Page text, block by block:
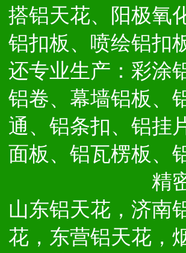
搭铝天花、阳极氧
铝扣板、喷绘铝扣
还专业生产：彩涂
铝卷、幕墙铝板、
通、铝条扣、铝挂
面板、铝瓦楞板、
精
山东铝天花，济南
花，东营铝天花，